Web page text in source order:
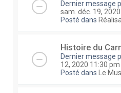
Dernier message
sam. déc. 19,
Posté dans
Histoire du
Dernier message
12, 2020 11:30 pm
Posté dans
Le